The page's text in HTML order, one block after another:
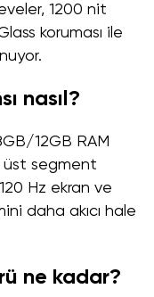
1200 nit
koruması ile
nasıl?
12GB RAM
üst segment
Hz ekran ve
daha akıcı hale
ne kadar?